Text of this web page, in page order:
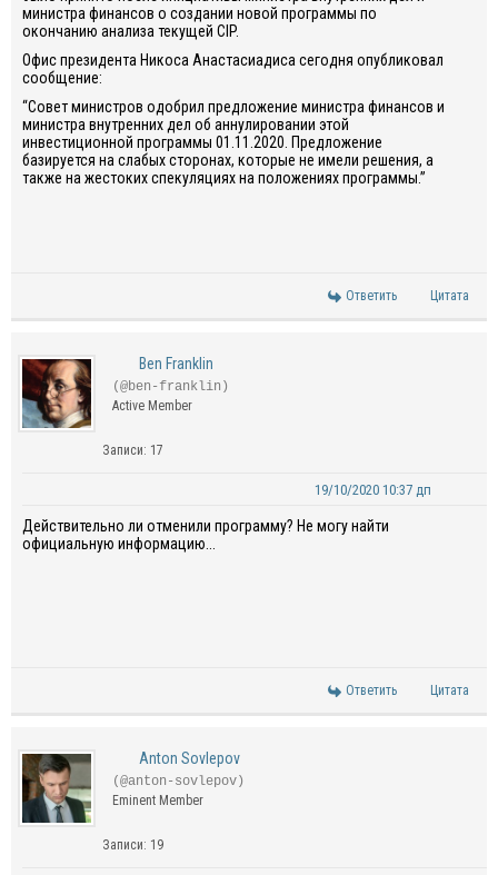
министра финансов о создании новой программы по
окончанию анализа текущей CIP.
Офис президента Никоса Анастасиадиса сегодня опубликовал
сообщение:
“Совет министров одобрил предложение министра финансов и
министра внутренних дел об аннулировании этой
инвестиционной программы 01.11.2020. Предложение
базируется на слабых сторонах, которые не имели решения, а
также на жестоких спекуляциях на положениях программы.”
Ответить Цитата
Ben Franklin
(@ben-franklin)
Active Member
Записи: 17
19/10/2020 10:37 дп
Действительно ли отменили программу? Не могу найти
официальную информацию...
Ответить Цитата
Anton Sovlepov
(@anton-sovlepov)
Eminent Member
Записи: 19